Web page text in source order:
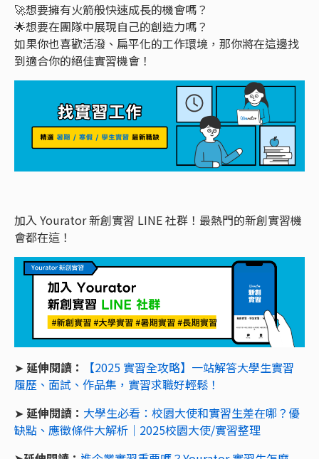
🚀想要擁有火箭般快速成長的機會嗎？
🌟想要在團隊中展現自己的創造力嗎？
如果你也喜歡活潑、扁平化的工作環境，那你將在這邊找
到適合你的絕佳實習機會！
加入 Yourator 新創實習 LINE 社群！最熱門的新創實習機
會都在這！
➤ 延伸閱讀：
【2025 實習全攻略】一站解答大學生實習
履歷、面試、作品集，實習求職好輕鬆！
➤ 延伸閱讀： 大學生必看：校園大使和實習生差在哪？優
缺點、應徵條件大解析｜2025校園大使/實習整理